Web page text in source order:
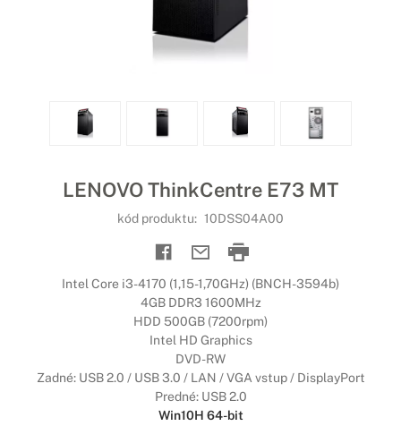
LENOVO ThinkCentre E73 MT
kód produktu: 10DSS04A00
Intel Core i3-4170 (1,15-1,70GHz) (BNCH-3594b)
4GB DDR3 1600MHz
HDD 500GB (7200rpm)
Intel HD Graphics
DVD-RW
Zadné: USB 2.0 / USB 3.0 / LAN / VGA vstup / DisplayPort
Predné: USB 2.0
Win10H 64-bit